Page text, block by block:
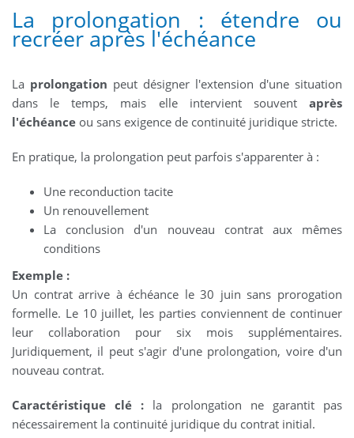
La prolongation : étendre ou
recréer après l'échéance
La prolongation peut désigner l'extension d'une situation
dans le temps, mais elle intervient souvent après
l'échéance ou sans exigence de continuité juridique stricte.
En pratique, la prolongation peut parfois s'apparenter à :
Une reconduction tacite
Un renouvellement
La conclusion d'un nouveau contrat aux mêmes
conditions
Exemple :
Un contrat arrive à échéance le 30 juin sans prorogation
formelle. Le 10 juillet, les parties conviennent de continuer
leur collaboration pour six mois supplémentaires.
Juridiquement, il peut s'agir d'une prolongation, voire d'un
nouveau contrat.
Caractéristique clé : la prolongation ne garantit pas
nécessairement la continuité juridique du contrat initial.